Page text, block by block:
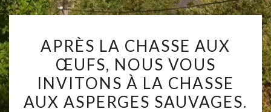
LA
CHASSE
AUX
ŒUFS,
APRÈS LA CHASSE AUX
ŒUFS, NOUS VOUS
INVITONS À LA CHASSE
AUX ASPERGES SAUVAGES.